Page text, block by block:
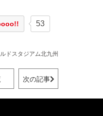
53
ドスタジアム北九州
次の記事